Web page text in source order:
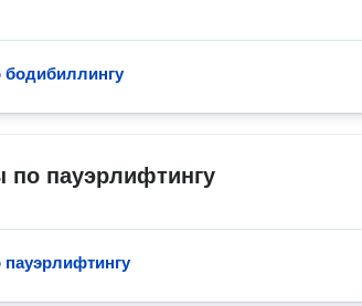
бодибиллингу
по пауэрлифтингу
пауэрлифтингу